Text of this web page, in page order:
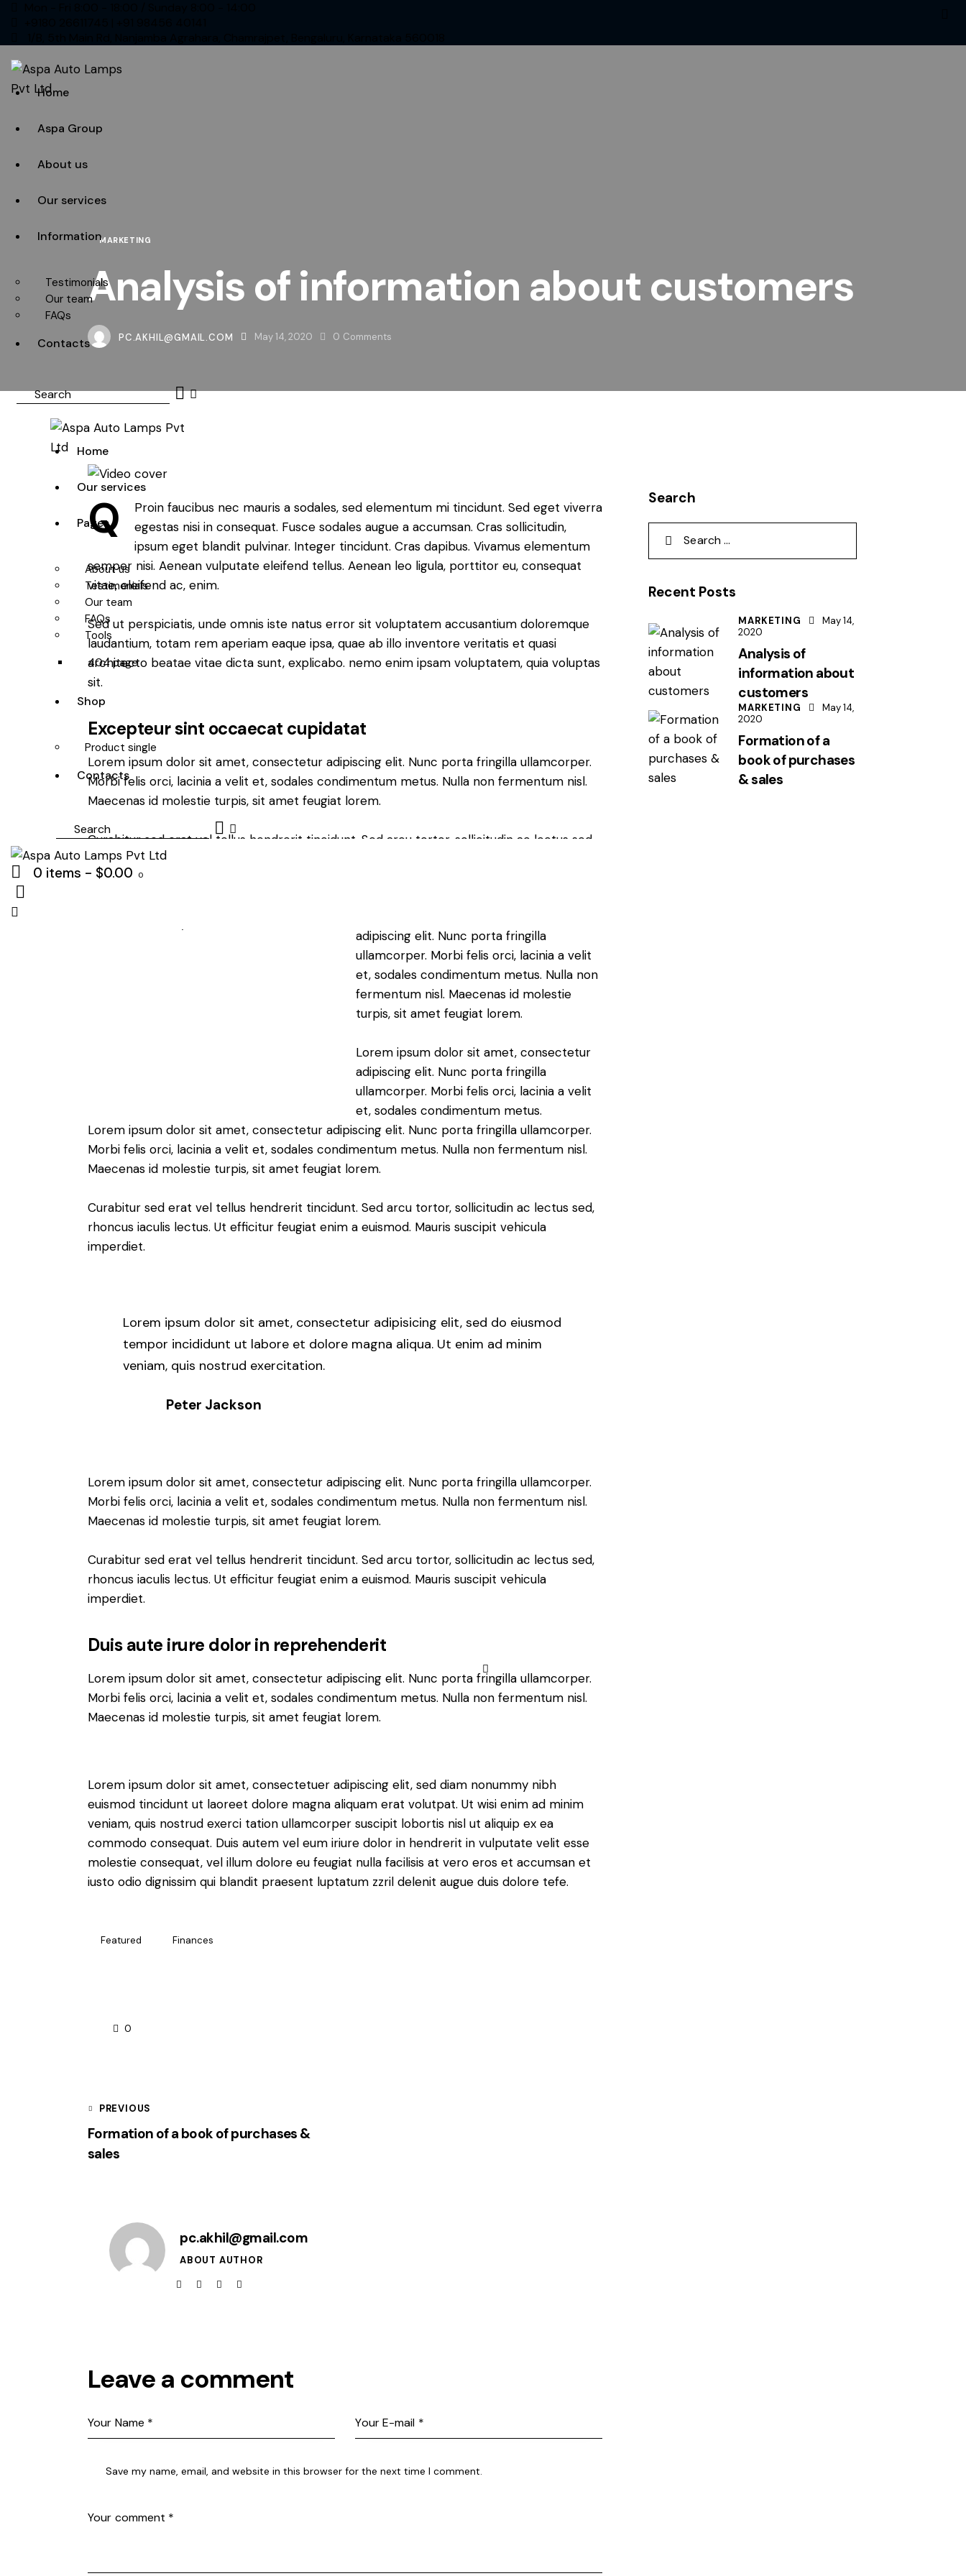
Home
Aspa Group
About us
Our services
Information
Testimonials
Our team
FAQs
Contacts
Search
Home
Our services
Pages
About us
Testimonials
Our team
FAQs
Tools
404 page
Shop
Product single
Contacts
Search
0 items - $0.00 0
MARKETING
Analysis of information about customers
PC.AKHIL@GMAIL.COM May 14, 2020 0 Comments
Q
Proin faucibus nec mauris a sodales, sed elementum mi tincidunt. Sed eget viverra
egestas nisi in consequat. Fusce sodales augue a accumsan. Cras sollicitudin,
ipsum eget blandit pulvinar. Integer tincidunt. Cras dapibus. Vivamus elementum
semper nisi. Aenean vulputate eleifend tellus. Aenean leo ligula, porttitor eu, consequat
vitae, eleifend ac, enim.
Sed ut perspiciatis, unde omnis iste natus error sit voluptatem accusantium doloremque
laudantium, totam rem aperiam eaque ipsa, quae ab illo inventore veritatis et quasi
architecto beatae vitae dicta sunt, explicabo. nemo enim ipsam voluptatem, quia voluptas
sit.
Excepteur sint occaecat cupidatat
Lorem ipsum dolor sit amet, consectetur adipiscing elit. Nunc porta fringilla ullamcorper.
Morbi felis orci, lacinia a velit et, sodales condimentum metus. Nulla non fermentum nisl.
Maecenas id molestie turpis, sit amet feugiat lorem.
Curabitur sed erat vel tellus hendrerit tincidunt. Sed arcu tortor, sollicitudin ac lectus sed,
rhoncus iaculis lectus. Ut efficitur feugiat enim a euismod. Mauris suscipit vehicula
imperdiet.
adipiscing elit. Nunc porta fringilla
ullamcorper. Morbi felis orci, lacinia a velit
et, sodales condimentum metus. Nulla non
fermentum nisl. Maecenas id molestie
turpis, sit amet feugiat lorem.
Lorem ipsum dolor sit amet, consectetur
adipiscing elit. Nunc porta fringilla
ullamcorper. Morbi felis orci, lacinia a velit
et, sodales condimentum metus.
Lorem ipsum dolor sit amet, consectetur adipiscing elit. Nunc porta fringilla ullamcorper.
Morbi felis orci, lacinia a velit et, sodales condimentum metus. Nulla non fermentum nisl.
Maecenas id molestie turpis, sit amet feugiat lorem.
Curabitur sed erat vel tellus hendrerit tincidunt. Sed arcu tortor, sollicitudin ac lectus sed,
rhoncus iaculis lectus. Ut efficitur feugiat enim a euismod. Mauris suscipit vehicula
imperdiet.
Lorem ipsum dolor sit amet, consectetur adipisicing elit, sed do eiusmod
tempor incididunt ut labore et dolore magna aliqua. Ut enim ad minim
veniam, quis nostrud exercitation.
Peter Jackson
Lorem ipsum dolor sit amet, consectetur adipiscing elit. Nunc porta fringilla ullamcorper.
Morbi felis orci, lacinia a velit et, sodales condimentum metus. Nulla non fermentum nisl.
Maecenas id molestie turpis, sit amet feugiat lorem.
Curabitur sed erat vel tellus hendrerit tincidunt. Sed arcu tortor, sollicitudin ac lectus sed,
rhoncus iaculis lectus. Ut efficitur feugiat enim a euismod. Mauris suscipit vehicula
imperdiet.
Duis aute irure dolor in reprehenderit
Lorem ipsum dolor sit amet, consectetur adipiscing elit. Nunc porta fringilla ullamcorper.
Morbi felis orci, lacinia a velit et, sodales condimentum metus. Nulla non fermentum nisl.
Maecenas id molestie turpis, sit amet feugiat lorem.
Lorem ipsum dolor sit amet, consectetuer adipiscing elit, sed diam nonummy nibh
euismod tincidunt ut laoreet dolore magna aliquam erat volutpat. Ut wisi enim ad minim
veniam, quis nostrud exerci tation ullamcorper suscipit lobortis nisl ut aliquip ex ea
commodo consequat. Duis autem vel eum iriure dolor in hendrerit in vulputate velit esse
molestie consequat, vel illum dolore eu feugiat nulla facilisis at vero eros et accumsan et
iusto odio dignissim qui blandit praesent luptatum zzril delenit augue duis dolore tefe.
Featured Finances
0
Post
navigation
PREVIOUS
Formation of a book of purchases &
sales
pc.akhil@gmail.com
ABOUT AUTHOR
facebook
twitterdribbbleinstagramm
Leave a comment
Save my name, email, and website in this browser for the next time I comment.
Search
Recent Posts
MARKETING
May 14,
2020
Analysis of
information about
customers
MARKETING
May 14,
2020
Formation of a
book of purchases
& sales